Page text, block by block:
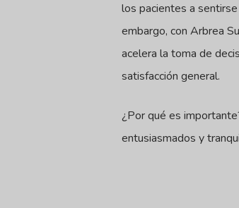
los pacientes a
embargo, con Arbrea
acelera la toma de
satisfacción general.
¿Por qué es
entusiasmados y